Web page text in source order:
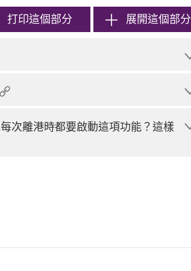
打印這個部分 展開這個部分
次離港時都要啟動這項功能？這樣